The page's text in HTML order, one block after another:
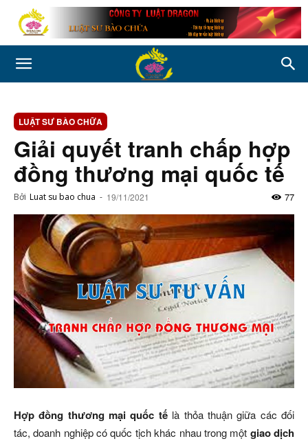
LUẬT SƯ BÀO CHỮA
Giải quyết tranh chấp hợp
đồng thương mại quốc tế
Bởi Luat su bao chua - 19/11/2021 77
Hợp đồng thương mại quốc tếlà thỏa thuận giữa các đối
tác, doanh nghiệp có quốc tịch khác nhau trong một giao dịch